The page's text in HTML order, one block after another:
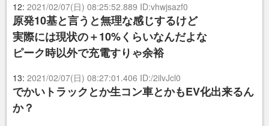
12: 2021/02/07(日) 08:25:52.889 ID:vhwjsazf0
原発10基と言うと無理な感じするけど
実際には現状の＋10%くらいなんだよな
ピーク時以外で充電すりゃ余裕
13: 2021/02/07(日) 08:27:01.406 ID:/2ilvJcl0
でかいトラックとか生コン車とかもEV化出来るん
か？